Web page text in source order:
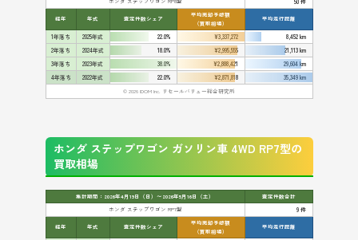
50 件
経年 年式 査定件数シェア
平均売却予想額
（買取相場）
平均走行距離
1年落ち 2025年式 22.0% ¥3,337,272
8,452 km
2年落ち
2024年式 18.0% ¥2,995,555
21,113 km
3年落ち
2023年式 38.0% ¥2,888,421
29,604 km
4年落ち
2022年式 22.0% ¥2,871,818
35,349 km
© 2026 IDOM Inc. リセールバリュー総合研究所
ホンダ ステップワゴン ガソリン車 4WD RP7型の
買取相場
集計期間：2026年4月19日（日）〜2026年5月16日（土）
査定件数合計
ホンダ ステップワゴン RP7型
9 件
経年 年式 査定件数シェア
平均売却予想額
（買取相場）
平均走行距離